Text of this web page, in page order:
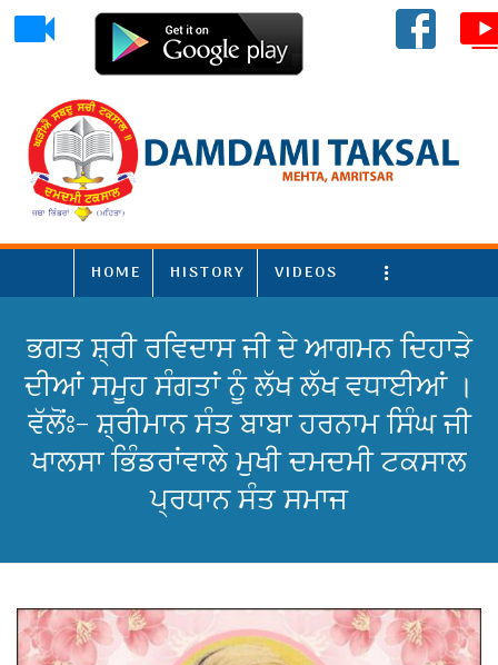
HOME HISTORY VIDEOS More
ਭਗਤ ਸ਼੍ਰੀ ਰਵਿਦਾਸ ਜੀ ਦੇ ਆਗਮਨ ਦਿਹਾੜੇ
ਦੀਆਂ ਸਮੂਹ ਸੰਗਤਾਂ ਨੂੰ ਲੱਖ ਲੱਖ ਵਧਾਈਆਂ ।
ਵੱਲੋਂਃ- ਸ਼੍ਰੀਮਾਨ ਸੰਤ ਬਾਬਾ ਹਰਨਾਮ ਸਿੰਘ ਜੀ
ਖਾਲਸਾ ਭਿੰਡਰਾਂਵਾਲੇ ਮੁਖੀ ਦਮਦਮੀ ਟਕਸਾਲ
ਪ੍ਰਧਾਨ ਸੰਤ ਸਮਾਜ